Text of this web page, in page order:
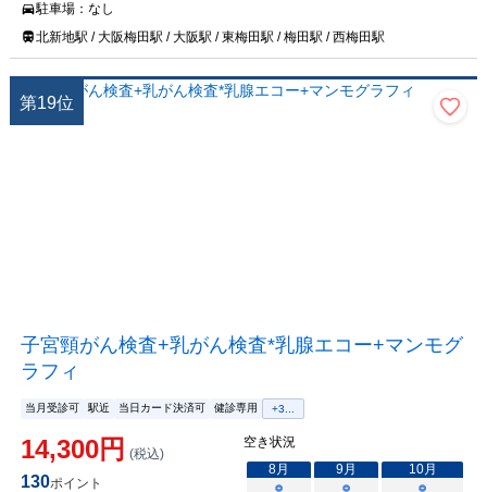
駐車場： なし
北新地駅 / 大阪梅田駅 / 大阪駅 / 東梅田駅 / 梅田駅 / 西梅田駅
第19位
子宮頸がん検査+乳がん検査*乳腺エコー+マンモグ
ラフィ
当月受診可 駅近 当日カード決済可 健診専用 +3...
14,300円 (税込)
130ポイント
空き状況
8月 9月 10月
○
○ ○